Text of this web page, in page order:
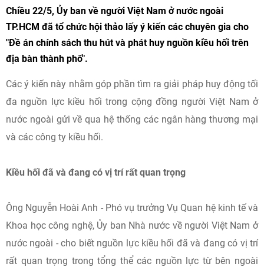
Chiều 22/5, Ủy ban về người Việt Nam ở nước ngoài
TP.HCM đã tổ chức hội thảo lấy ý kiến các chuyên gia cho
"Đề án chính sách thu hút và phát huy nguồn kiều hối trên
địa bàn thành phố".
Các ý kiến này nhằm góp phần tìm ra giải pháp huy động tối
đa nguồn lực kiều hối trong cộng đồng người Việt Nam ở
nước ngoài gửi về qua hệ thống các ngân hàng thương mại
và các công ty kiều hối.
Kiều hối đã và đang có vị trí rất quan trọng
Ông Nguyễn Hoài Anh - Phó vụ trưởng Vụ Quan hệ kinh tế và
Khoa học công nghệ, Ủy ban Nhà nước về người Việt Nam ở
nước ngoài - cho biết nguồn lực kiều hối đã và đang có vị trí
rất quan trọng trong tổng thể các nguồn lực từ bên ngoài